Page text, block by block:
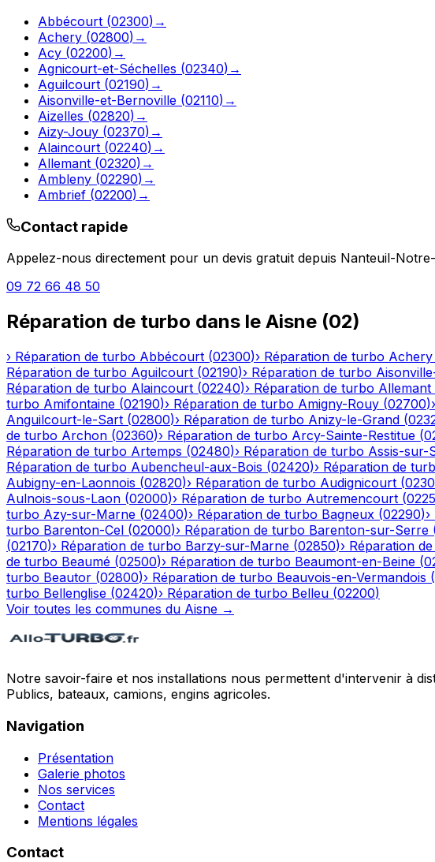
Abbécourt (02300) →
Achery (02800) →
Acy (02200) →
Agnicourt-et-Séchelles (02340) →
Aguilcourt (02190) →
Aisonville-et-Bernoville (02110) →
Aizelles (02820) →
Aizy-Jouy (02370) →
Alaincourt (02240) →
Allemant (02320) →
Ambleny (02290) →
Ambrief (02200) →
Contact rapide
Appelez-nous directement pour un devis gratuit depuis Nanteuil-
09 72 66 48 50
Réparation de turbo dans le Aisne (02)
› Réparation de turbo Abbécourt (02300)› Réparation de turbo Achery
Réparation de turbo Aguilcourt (02190)› Réparation de turbo
Réparation de turbo Alaincourt (02240)› Réparation de turbo Allemant
turbo Amifontaine (02190)› Réparation de turbo Amigny-Rouy (02700)›
Anguilcourt-le-Sart (02800)› Réparation de turbo Anizy-le-Grand (
de turbo Archon (02360)› Réparation de turbo Arcy-Sainte-Restitue (
Réparation de turbo Artemps (02480)› Réparation de turbo Assis-sur-
Réparation de turbo Aubencheul-aux-Bois (02420)› Réparation de
Aubigny-en-Laonnois (02820)› Réparation de turbo Audignicourt (
Aulnois-sous-Laon (02000)› Réparation de turbo Autremencourt (
turbo Azy-sur-Marne (02400)› Réparation de turbo Bagneux (02290)›
turbo Barenton-Cel (02000)› Réparation de turbo Barenton-sur-Serre
(02170)› Réparation de turbo Barzy-sur-Marne (02850)› Réparation
de turbo Beaumé (02500)› Réparation de turbo Beaumont-en-Beine (
turbo Beautor (02800)› Réparation de turbo Beauvois-en-Vermandois (
turbo Bellenglise (02420)› Réparation de turbo Belleu (02200)
Voir toutes les communes du Aisne →
Notre savoir-faire et nos installations nous permettent d'intervenir à
Publics, bateaux, camions, engins agricoles.
Navigation
Présentation
Galerie photos
Nos services
Contact
Mentions légales
Contact